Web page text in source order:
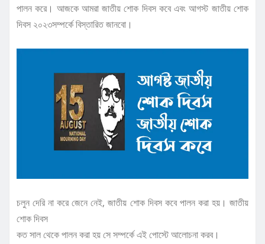
পালন করে। আজকে আমরা জাতীয় শোক দিবস কবে এবং আগস্ট জাতীয় শোক
দিবস ২০২৩সম্পর্কে বিস্তারিত জানবো।
চলুন দেরি না করে জেনে নেই, জাতীয় শোক দিবস কবে পালন করা হয়। জাতীয়
শোক দিবস
কত সাল থেকে পালন করা হয় সে সম্পর্কে এই পোস্টে আলোচনা করব।